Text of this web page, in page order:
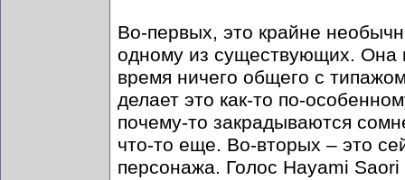
Во-первых, это крайне
одному из существующих. Она
время ничего общего с
делает это как-то по-
почему-то закрадываются
что-то еще. Во-вторых – это
персонажа. Голос Hayami